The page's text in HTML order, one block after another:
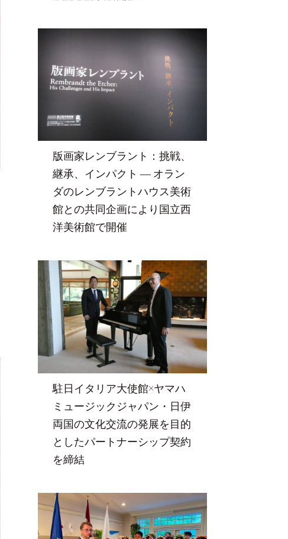
版画家レンブラント：挑戦、
継承、インパクト ― オラン
ダのレンブラントハウス美術
館との共同企画により国立西
洋美術館で開催
駐日イタリア大使館×ヤマハ
ミュージックジャパン・日伊
両国の文化交流の発展を目的
としたパートナーシップ契約
を締結